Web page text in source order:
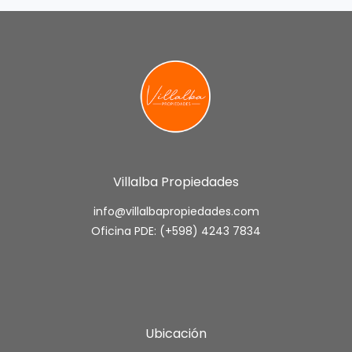
Villalba Propiedades
info@villalbapropiedades.com
Oficina PDE: (+598) 4243 7834
Ubicación